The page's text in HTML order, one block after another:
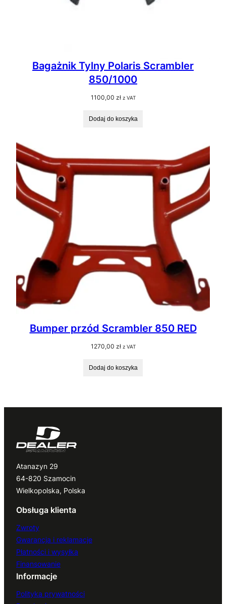
Bagażnik Tylny Polaris Scrambler
850/1000
1100,00 zł z VAT
Dodaj do koszyka
Bumper przód Scrambler 850 RED
1270,00 zł z VAT
Dodaj do koszyka
Atanazyn 29
64-820 Szamocin
Wielkopolska, Polska
Obsługa klienta
Zwroty
Gwarancja i reklamacje
Płatności i wysyłka
Finansowanie
Informacje
Polityka prywatności